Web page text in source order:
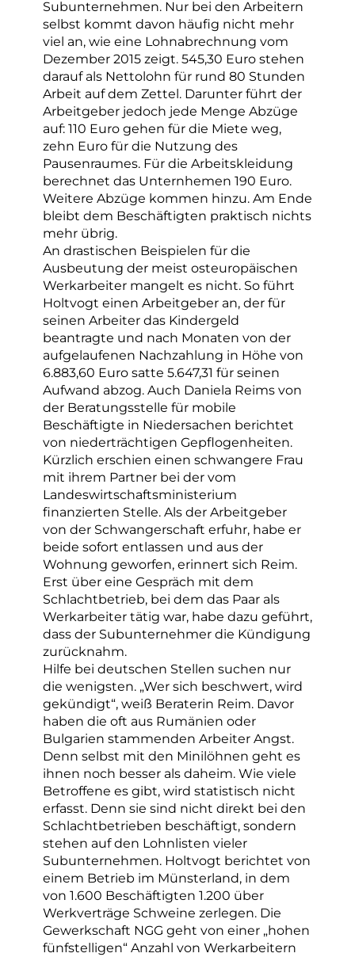
Subunternehmen. Nur bei den Arbeitern
selbst kommt davon häufig nicht mehr
viel an, wie eine Lohnabrechnung vom
Dezember 2015 zeigt. 545,30 Euro stehen
darauf als Nettolohn für rund 80 Stunden
Arbeit auf dem Zettel. Darunter führt der
Arbeitgeber jedoch jede Menge Abzüge
auf: 110 Euro gehen für die Miete weg,
zehn Euro für die Nutzung des
Pausenraumes. Für die Arbeitskleidung
berechnet das Unternhemen 190 Euro.
Weitere Abzüge kommen hinzu. Am Ende
bleibt dem Beschäftigten praktisch nichts
mehr übrig.
An drastischen Beispielen für die
Ausbeutung der meist osteuropäischen
Werkarbeiter mangelt es nicht. So führt
Holtvogt einen Arbeitgeber an, der für
seinen Arbeiter das Kindergeld
beantragte und nach Monaten von der
aufgelaufenen Nachzahlung in Höhe von
6.883,60 Euro satte 5.647,31 für seinen
Aufwand abzog. Auch Daniela Reims von
der Beratungsstelle für mobile
Beschäftigte in Niedersachen berichtet
von niederträchtigen Gepflogenheiten.
Kürzlich erschien einen schwangere Frau
mit ihrem Partner bei der vom
Landeswirtschaftsministerium
finanzierten Stelle. Als der Arbeitgeber
von der Schwangerschaft erfuhr, habe er
beide sofort entlassen und aus der
Wohnung geworfen, erinnert sich Reim.
Erst über eine Gespräch mit dem
Schlachtbetrieb, bei dem das Paar als
Werkarbeiter tätig war, habe dazu geführt,
dass der Subunternehmer die Kündigung
zurücknahm.
Hilfe bei deutschen Stellen suchen nur
die wenigsten. „Wer sich beschwert, wird
gekündigt“, weiß Beraterin Reim. Davor
haben die oft aus Rumänien oder
Bulgarien stammenden Arbeiter Angst.
Denn selbst mit den Minilöhnen geht es
ihnen noch besser als daheim. Wie viele
Betroffene es gibt, wird statistisch nicht
erfasst. Denn sie sind nicht direkt bei den
Schlachtbetrieben beschäftigt, sondern
stehen auf den Lohnlisten vieler
Subunternehmen. Holtvogt berichtet von
einem Betrieb im Münsterland, in dem
von 1.600 Beschäftigten 1.200 über
Werkverträge Schweine zerlegen. Die
Gewerkschaft NGG geht von einer „hohen
fünfstelligen“ Anzahl von Werkarbeitern